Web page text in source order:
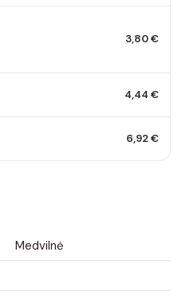
3,80 €
4,44 €
6,92 €
Medvilnė